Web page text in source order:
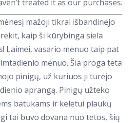
treated it as our purchases.
mažoji tikrai išbandinėjo
kaip ši kūrybinga siela
Laimei, vasario mėnuo taip pat
mėnuo. Šia proga teta
pinigų, už kuriuos ji turėjo
aprangą. Pinigų užteko
batukams ir keletui plaukų
tai buvo dovana nuo tetos, šių